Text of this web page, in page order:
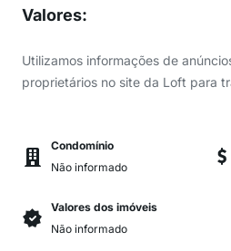
Valores:
Utilizamos informações de
proprietários no site da Loft para
Condomínio
Não informado
Valores dos imóveis
Não informado